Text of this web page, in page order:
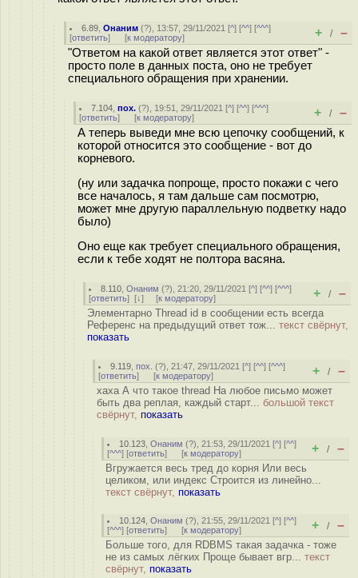
6.89 ,Онаним (?), 13:57, 29/11/2021 [^] [^^] [^^^]
[ответить] [к модератору] + / –
"Ответом на какой ответ является этот ответ" -
просто поле в данных поста, оно не требует
специального обращения при хранении.
7.104 ,пох. (?), 19:51, 29/11/2021 [^] [^^] [^^^]
[ответить] [к модератору] + / –
А теперь выведи мне всю цепочку сообщений, к
которой относится это сообщение - вот до
корневого.
(ну или задачка попроще, просто покажи с чего
все началось, я там дальше сам посмотрю,
может мне другую параллельную подветку надо
было)
Оно еще как требует специального обращения,
если к тебе ходят не полтора васяна.
8.110 ,Онаним (?), 21:20, 29/11/2021 [^] [^^] [^^^]
[ответить] [↓] [к модератору] + / –
Элементарно Thread id в сообщении есть всегда
Референс на предыдущий ответ тож... текст свёрнут,
показать
9.119 ,пох. (?), 21:47, 29/11/2021 [^] [^^] [^^^]
[ответить] [к модератору] + / –
хаха А что такое thread На любое письмо может
быть два реплая, каждый старт... большой текст
свёрнут, показать
10.123 ,Онаним (?), 21:53, 29/11/2021 [^] [^^]
[^^^] [ответить] [к модератору] + / –
Вгружается весь тред до корня Или весь
целиком, или индекс Строится из линейно...
текст свёрнут, показать
10.124 ,Онаним (?), 21:55, 29/11/2021 [^] [^^]
[^^^] [ответить] [к модератору] + / –
Больше того, для RDBMS такая задачка - тоже
не из самых лёгких Проще бывает вгр... текст
свёрнут, показать